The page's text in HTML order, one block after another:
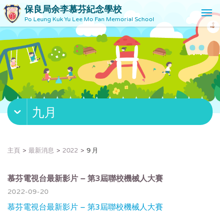
保良局余李慕芬紀念學校
Po Leung Kuk Yu Lee Mo Fan Memorial School
T
o
g
l
e
v
g
九月
主頁 最新消息 2022 9 月
慕芬電視台最新影片 – 第3屆聯校機械人大賽
2022-09-20
慕芬電視台最新影片 – 第3屆聯校機械人大賽